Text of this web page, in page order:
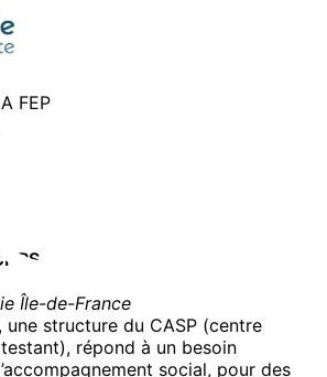
FEP
caractères pour lancer la recherche
Île-de-France
une structure du CASP (centre
répond à un besoin
social, pour des